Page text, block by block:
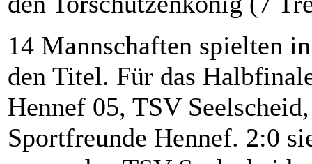
14 Mannschaften spielten
den Titel. Für das
Hennef 05, TSV
Sportfreunde Hennef. 2:0